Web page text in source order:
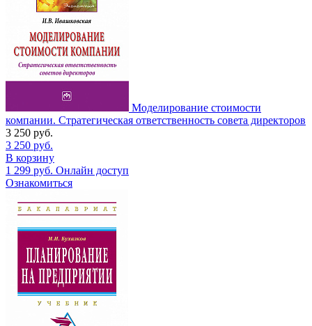
Моделирование стоимости
компании. Стратегическая ответственность совета директоров
3 250 руб.
3 250 руб.
В корзину
1 299 руб. Онлайн доступ
Ознакомиться